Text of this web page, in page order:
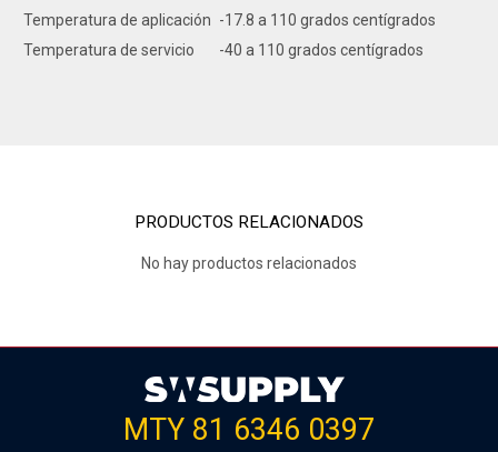
Temperatura de aplicación -17.8 a 110 grados centígrados
Temperatura de servicio
-40 a 110 grados centígrados
PRODUCTOS RELACIONADOS
No hay productos relacionados
MTY 81 6346 0397